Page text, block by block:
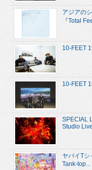
アジアの
『Total
10-FEET
10-FEET
SPECIAL
Studio
ヤバイT
Tank-top...